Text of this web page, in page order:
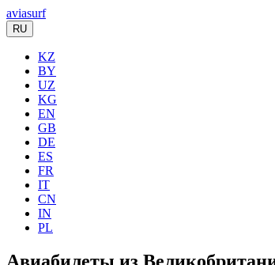
aviasurf
RU
KZ
BY
UZ
KG
EN
GB
DE
ES
FR
IT
CN
IN
PL